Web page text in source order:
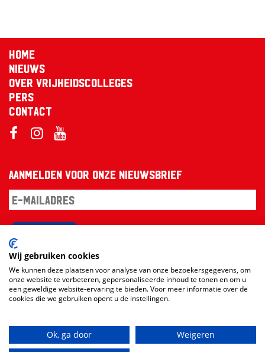
Home
Nieuws
Over Vrijheidscolleges
Pers
Contact
Aanmelden voor onze nieuwsbrief
Website en design: RAMDATHvsLoudmouth
Wij gebruiken cookies
We kunnen deze plaatsen voor analyse van onze bezoekersgegevens, om
onze website te verbeteren, gepersonaliseerde inhoud te tonen en om u
een geweldige website-ervaring te bieden. Voor meer informatie over de
cookies die we gebruiken opent u de instellingen.
Ok, ga door
Weigeren